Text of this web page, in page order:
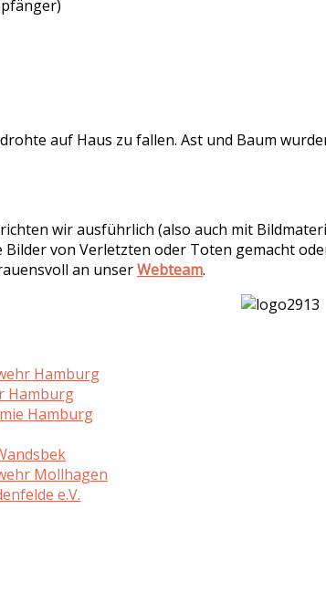
auf Haus zu fallen. Ast und Baum
wir ausführlich (also auch mit
Bilder von Verletzten oder Toten gemacht
an unserWebteam.
Hamburg
Hamburg
Hamburg
Mollhagen
e.V.